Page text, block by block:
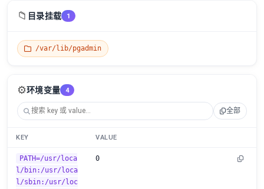
📁 目录挂载 1
/var/lib/pgadmin
⚙️环境变量 4
全部
KEY VALUE
PATH=/usr/loca
l/bin:/usr/loca
l/sbin:/usr/loc
0